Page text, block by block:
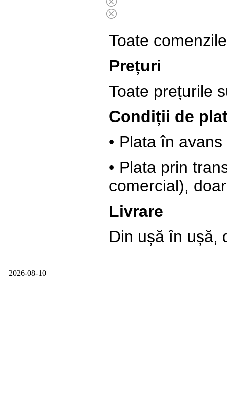
Toate
Prețuri
Toate prețurile
Condiții de
• Plata în
• Plata prin
comercial),
Livrare
Din ușă în ușă,
2026-08-10